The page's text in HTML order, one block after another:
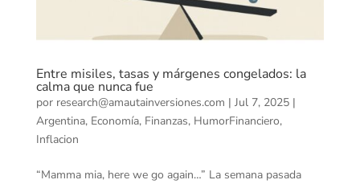
Entre misiles, tasas y márgenes congelados: la
calma que nunca fue
por research@amautainversiones.com | Jul 7, 2025|
Argentina, Economía, Finanzas, HumorFinanciero,
Inflacion
“Mamma mia, here we go again…” La semana pasada